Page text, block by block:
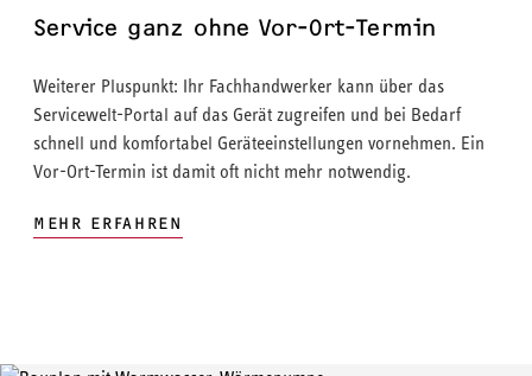
Service ganz ohne Vor-Ort-Termin
Weiterer Pluspunkt: Ihr Fachhandwerker kann über das
Servicewelt-Portal auf das Gerät zugreifen und bei Bedarf
schnell und komfortabel Geräteeinstellungen vornehmen. Ein
Vor-Ort-Termin ist damit oft nicht mehr notwendig.
MEHR ERFAHREN